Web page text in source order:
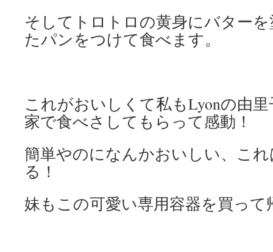
そしてトロトロの黄身にバター
たパンをつけて食べます。
これがおいしくて私もLyonの由
家で食べさしてもらって感動！
簡単やのになんかおいしい、こ
る！
妹もこの可愛い専用容器を買っ